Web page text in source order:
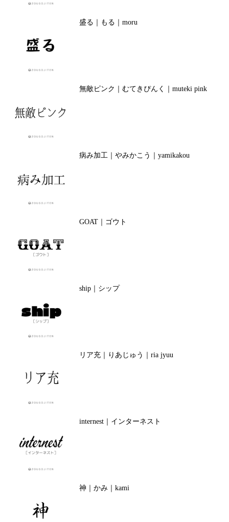
盛る｜もる｜moru
無敵ピンク｜むてきぴんく｜muteki pink
病み加工｜やみかこう｜yamikakou
GOAT｜ゴウト
ship｜シップ
リア充｜りあじゅう｜ria jyuu
internest｜インターネスト
神｜かみ｜kami